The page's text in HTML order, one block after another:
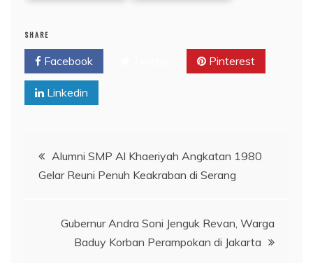
SHARE
Facebook Pinterest
Linkedin
Navigasi
pos
Alumni SMP Al Khaeriyah Angkatan 1980
Gelar Reuni Penuh Keakraban di Serang
Gubernur Andra Soni Jenguk Revan, Warga
Baduy Korban Perampokan di Jakarta